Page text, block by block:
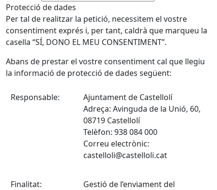
Protecció de dades
Per tal de realitzar la petició, necessitem el vostre
consentiment exprés i, per tant, caldrà que marqueu la
casella “SÍ, DONO EL MEU CONSENTIMENT”.
Abans de prestar el vostre consentiment cal que llegiu
la informació de protecció de dades següent:
Responsable:
Ajuntament de Castellolí
Adreça: Avinguda de la Unió, 60,
08719 Castellolí
Telèfon: 938 084 000
Correu electrònic:
castelloli@castelloli.cat
Finalitat:
Gestió de l’enviament del